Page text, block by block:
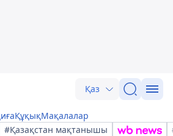
Қаз
ҚұқықМақалалар
#Қазақстан мақтанышы